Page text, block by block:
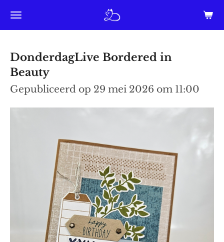
Ga
direct
de
hoofdinhoud
DonderdagLive Bordered in
Beauty
Gepubliceerd op 29 mei 2026 om 11:00